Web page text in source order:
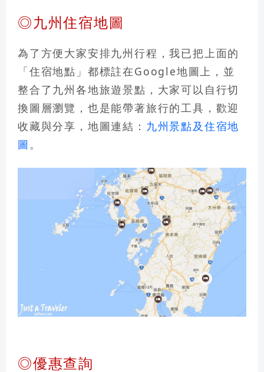
◎九州住宿地圖
為了方便大家安排九州行程，我已把上面的
「住宿地點」都標註在Google地圖上，並
整合了九州各地旅遊景點，大家可以自行切
換圖層瀏覽，也是能帶著旅行的工具，歡迎
收藏與分享，地圖連結： 九州景點及住宿地
圖 。
◎優惠查詢